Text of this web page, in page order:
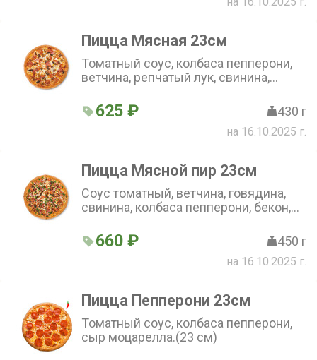
Пицца Мясная 23см
Томатный соус, колбаса пепперони,
ветчина, репчатый лук, свинина,
625 ₽ 430 г
на 16.10.2025 г.
Пицца Мясной пир 23см
Соус томатный, ветчина, говядина,
свинина, колбаса пепперони, бекон,
см)660 ₽ 450 г
на 16.10.2025 г.
Пицца Пепперони 23см
Томатный соус, колбаса пепперони,
сыр моцарелла.(23 см)